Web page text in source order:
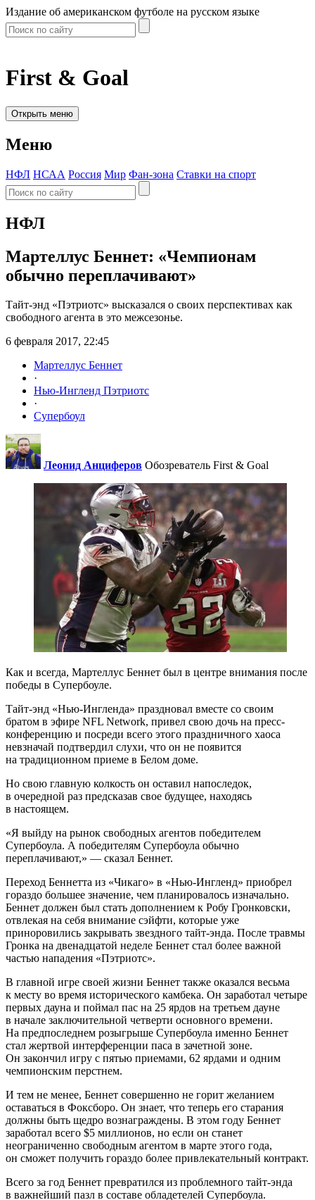
Издание об американском футболе на русском языке
First & Goal
Открыть меню
Меню
НФЛ НСАА Россия Мир Фан-зона Ставки на спорт
НФЛ
Мартеллус Беннет: «Чемпионам
обычно переплачивают»
Тайт-энд «Пэтриотс» высказался о своих перспективах как
свободного агента в это межсезонье.
6 февраля 2017, 22:45
Мартеллус Беннет
·
Нью-Ингленд Пэтриотс
·
Супербоул
Леонид Анциферов Обозреватель First & Goal
Как и всегда, Мартеллус Беннет был в центре внимания после
победы в Супербоуле.
Тайт-энд «Нью-Ингленда» праздновал вместе со своим
братом в эфире NFL Network, привел свою дочь на пресс-
конференцию и посреди всего этого праздничного хаоса
невзначай подтвердил слухи, что он не появится
на традиционном приеме в Белом доме.
Но свою главную колкость он оставил напоследок,
в очередной раз предсказав свое будущее, находясь
в настоящем.
«Я выйду на рынок свободных агентов победителем
Супербоула. А победителям Супербоула обычно
переплачивают,» — сказал Беннет.
Переход Беннетта из «Чикаго» в «Нью-Ингленд» приобрел
гораздо большее значение, чем планировалось изначально.
Беннет должен был стать дополнением к Робу Гронковски,
отвлекая на себя внимание сэйфти, которые уже
приноровились закрывать звездного тайт-энда. После травмы
Гронка на двенадцатой неделе Беннет стал более важной
частью нападения «Пэтриотс».
В главной игре своей жизни Беннет также оказался весьма
к месту во время исторического камбека. Он заработал четыре
первых дауна и поймал пас на 25 ярдов на третьем дауне
в начале заключительной четверти основного времени.
На предпоследнем розыгрыше Супербоула именно Беннет
стал жертвой интерференции паса в зачетной зоне.
Он закончил игру с пятью приемами, 62 ярдами и одним
чемпионским перстнем.
И тем не менее, Беннет совершенно не горит желанием
оставаться в Фоксборо. Он знает, что теперь его старания
должны быть щедро вознаграждены. В этом году Беннет
заработал всего $5 миллионов, но если он станет
неограниченно свободным агентом в марте этого года,
он сможет получить гораздо более привлекательный контракт.
Всего за год Беннет превратился из проблемного тайт-энда
в важнейший пазл в составе обладетелей Супербоула.